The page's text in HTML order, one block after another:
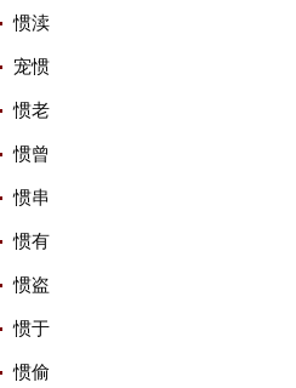
惯渎
宠惯
惯老
惯曾
惯串
惯有
惯盗
惯于
惯偷